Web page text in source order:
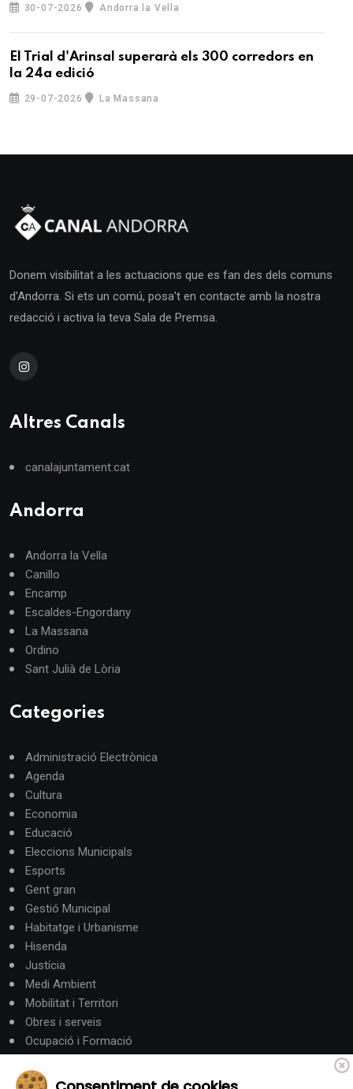
30-07-2026 Andorra la Vella
El Trial d'Arinsal superarà els 300 corredors en
la 24a edició
29-07-2026 La Massana
Donem visibilitat a les actuacions que es fan des dels comuns
d'Andorra. Si ets un comú, posa't en contacte amb la nostra
redacció i activa la teva Sala de Premsa.
Altres Canals
canalajuntament.cat
Andorra
Andorra la Vella
Canillo
Encamp
Escaldes-Engordany
La Massana
Ordino
Sant Julià de Lòria
Categories
Administració Electrònica
Agenda
Cultura
Economia
Educació
Eleccions Municipals
Esports
Gent gran
Gestió Municipal
Habitatge i Urbanisme
Hisenda
Justícia
Medi Ambient
Mobilitat i Territori
Obres i serveis
Ocupació i Formació
Política